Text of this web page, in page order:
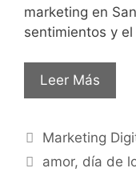
marketing en
sentimientos y
Leer Más
Marketing
amor, día de